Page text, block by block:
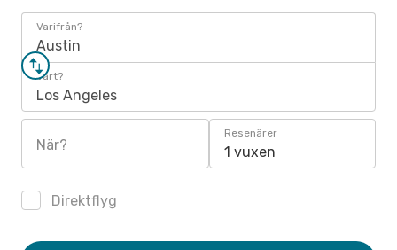
Varifrån?
Austin
Vart?
Los Angeles
När?
Resenärer
1 vuxen
Direktflyg